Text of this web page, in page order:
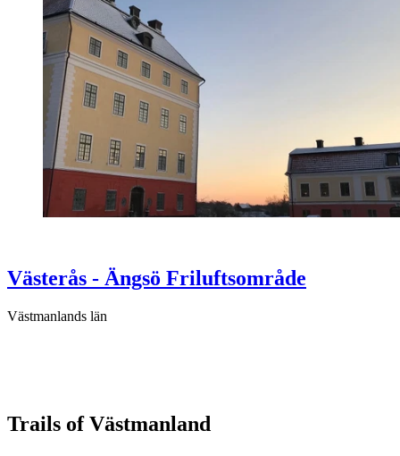
Västerås - Ängsö Friluftsområde
Västmanlands län
Trails of Västmanland